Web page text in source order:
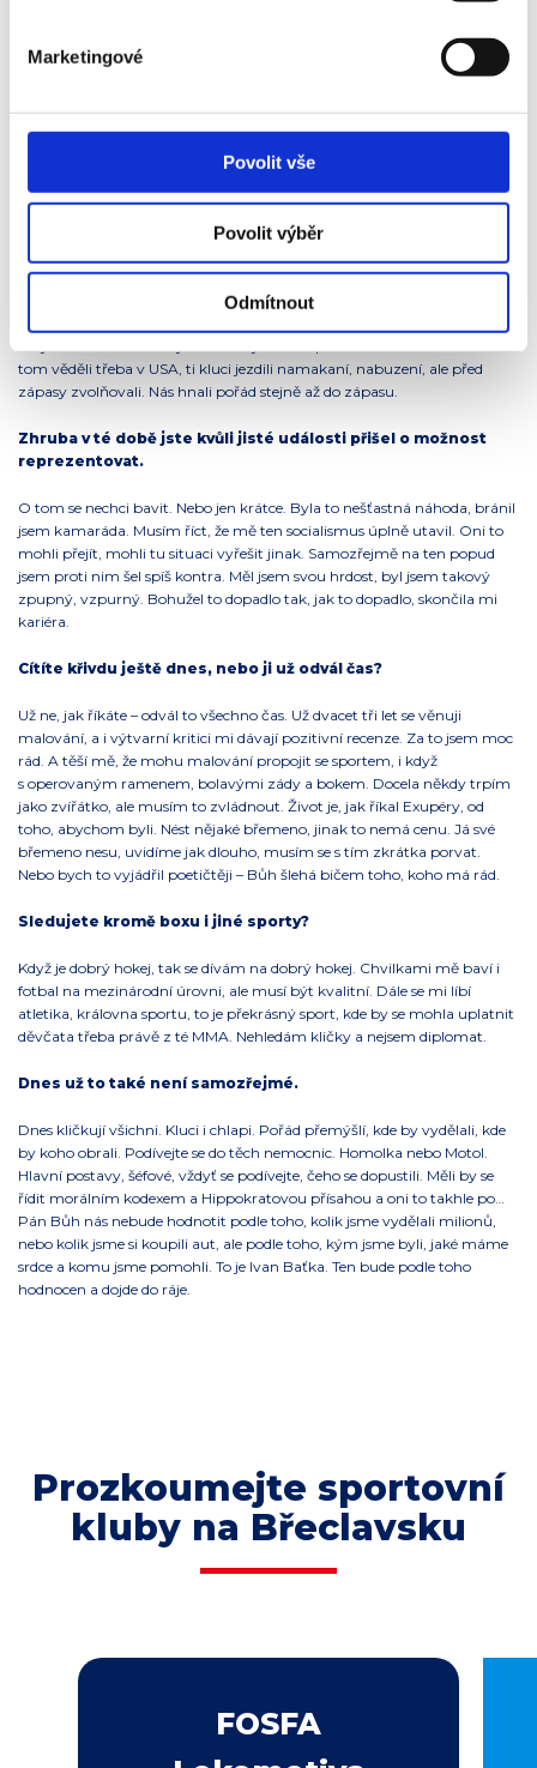
Marketingové
Povolit vše
Povolit výběr
Odmítnout
odpočinek sportovců.
zápasu. Málo jsme odpočívali, a to byla chyba! Svaly mají být odpočaté,
pružné a rychlé. Kolikrát jsem šel unavený do zápasu, přetížený. To dnes
Při přípravě nové generace boxerů tedy můžete tyto neduhy
ze své vlastní zkušenosti napravit?
Ano, já říkám, že takový přístup je chyba. Proto když má můj svěřenec
Kryštof Vondráček tři zápasy, tak mu dávám dva dny volno. Ta forma se
tom věděli třeba v USA, ti kluci jezdili namakaní, nabuzení, ale před
zápasy zvolňovali. Nás hnali pořád stejně až do zápasu.
Zhruba v té době jste kvůli jisté události přišel o možnost
reprezentovat.
O tom se nechci bavit. Nebo jen krátce. Byla to nešťastná náhoda, bránil
jsem kamaráda. Musím říct, že mě ten socialismus úplně utavil. Oni to
mohli přejít, mohli tu situaci vyřešit jinak. Samozřejmě na ten popud
jsem proti nim šel spíš kontra. Měl jsem svou hrdost, byl jsem takový
zpupný, vzpurný. Bohužel to dopadlo tak, jak to dopadlo, skončila mi
kariéra.
Cítíte křivdu ještě dnes, nebo ji už odvál čas?
Už ne, jak říkáte – odvál to všechno čas. Už dvacet tři let se věnuji
malování, a i výtvarní kritici mi dávají pozitivní recenze. Za to jsem moc
rád. A těší mě, že mohu malování propojit se sportem, i když
s operovaným ramenem, bolavými zády a bokem. Docela někdy trpím
jako zvířátko, ale musím to zvládnout. Život je, jak říkal Exupéry, od
toho, abychom byli. Nést nějaké břemeno, jinak to nemá cenu. Já své
břemeno nesu, uvidíme jak dlouho, musím se s tím zkrátka porvat.
Nebo bych to vyjádřil poetičtěji – Bůh šlehá bičem toho, koho má rád.
Sledujete kromě boxu i jiné sporty?
Když je dobrý hokej, tak se dívám na dobrý hokej. Chvilkami mě baví i
fotbal na mezinárodní úrovni, ale musí být kvalitní. Dále se mi líbí
atletika, královna sportu, to je překrásný sport, kde by se mohla uplatnit
děvčata třeba právě z té MMA. Nehledám kličky a nejsem diplomat.
Dnes už to také není samozřejmé.
Dnes kličkují všichni. Kluci i chlapi. Pořád přemýšlí, kde by vydělali, kde
by koho obrali. Podívejte se do těch nemocnic. Homolka nebo Motol.
Hlavní postavy, šéfové, vždyť se podívejte, čeho se dopustili. Měli by se
řídit morálním kodexem a Hippokratovou přísahou a oni to takhle po…
Pán Bůh nás nebude hodnotit podle toho, kolik jsme vydělali milionů,
nebo kolik jsme si koupili aut, ale podle toho, kým jsme byli, jaké máme
srdce a komu jsme pomohli. To je Ivan Baťka. Ten bude podle toho
hodnocen a dojde do ráje.
Prozkoumejte sportovní
kluby na Břeclavsku
FOSFA